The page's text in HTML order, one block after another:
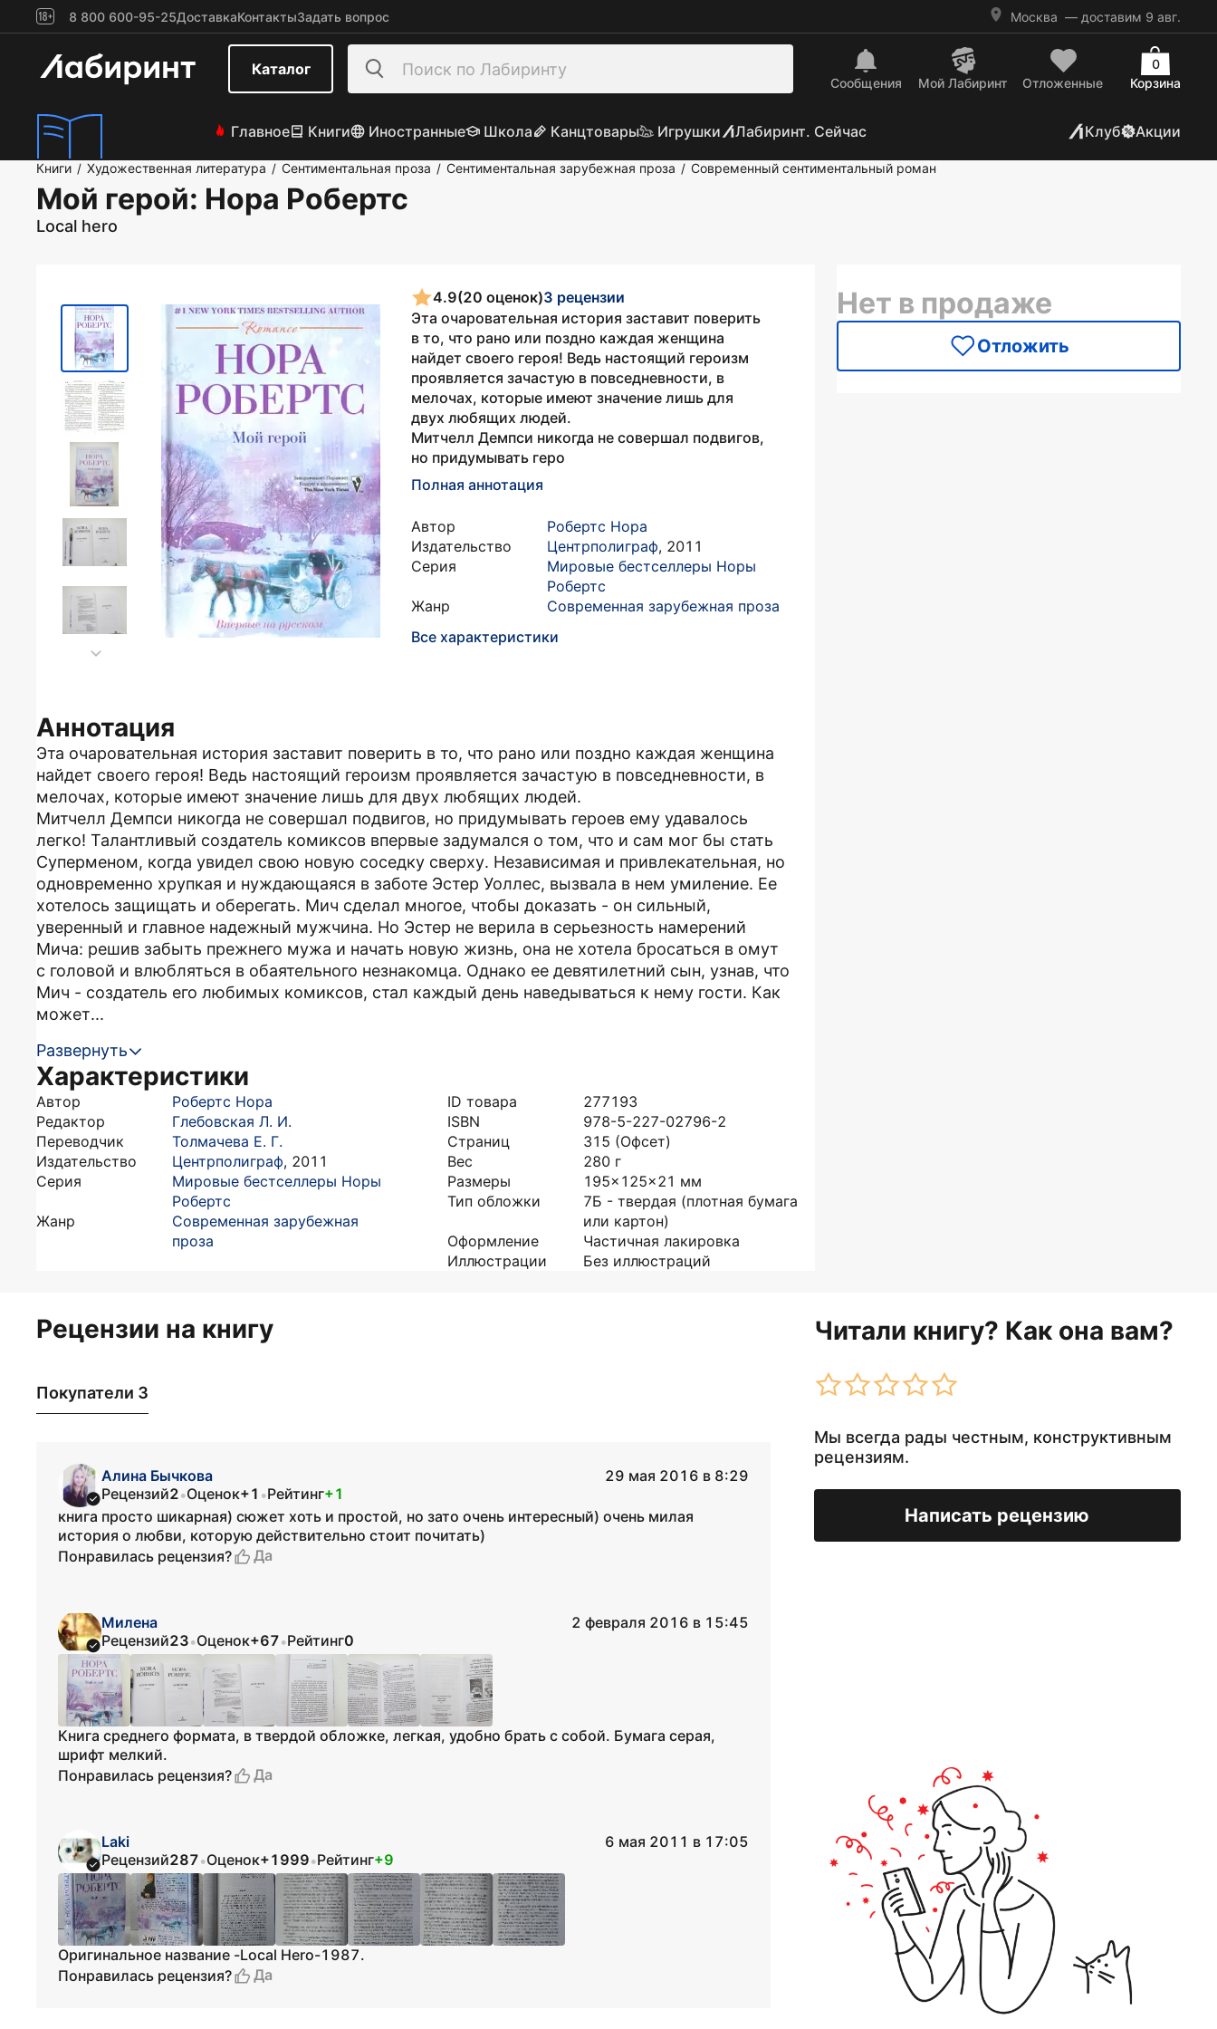
8 800 600-95-25ДоставкаКонтактыЗадать вопрос Москва — доставим 9 авг.
Каталог
Сообщения Mой Лабиринт Отложенные Корзина
0
Главное Книги Иностранные Школа Канцтовары Игрушки Лабиринт. Сейчас Клуб Акции
Книги / Художественная литература / Сентиментальная проза / Сентиментальная зарубежная проза / Современный сентиментальный роман
Мой герой: Нора Робертс
Local hero
4.9(20 оценок)3 рецензии
Эта очаровательная история заставит поверить
в то, что рано или поздно каждая женщина
найдет своего героя! Ведь настоящий героизм
проявляется зачастую в повседневности, в
мелочах, которые имеют значение лишь для
двух любящих людей.
Митчелл Демпси никогда не совершал подвигов,
но придумывать геро
Полная аннотация
Автор
Робертс Нора
Издательство
Центрполиграф, 2011
Серия
Мировые бестселлеры Норы
Робертс
Жанр
Современная зарубежная проза
Все характеристики
Аннотация
Эта очаровательная история заставит поверить в то, что рано или поздно каждая женщина
найдет своего героя! Ведь настоящий героизм проявляется зачастую в повседневности, в
мелочах, которые имеют значение лишь для двух любящих людей.
Митчелл Демпси никогда не совершал подвигов, но придумывать героев ему удавалось
легко! Талантливый создатель комиксов впервые задумался о том, что и сам мог бы стать
Суперменом, когда увидел свою новую соседку сверху. Независимая и привлекательная, но
одновременно хрупкая и нуждающаяся в заботе Эстер Уоллес, вызвала в нем умиление. Ее
хотелось защищать и оберегать. Мич сделал многое, чтобы доказать - он сильный,
уверенный и главное надежный мужчина. Но Эстер не верила в серьезность намерений
Мича: решив забыть прежнего мужа и начать новую жизнь, она не хотела бросаться в омут
с головой и влюбляться в обаятельного незнакомца. Однако ее девятилетний сын, узнав, что
Мич - создатель его любимых комиксов, стал каждый день наведываться к нему гости. Как
может...
Развернуть
Характеристики
Автор
Робертс Нора
Редактор
Глебовская Л. И.
Переводчик
Толмачева Е. Г.
Издательство
Центрполиграф, 2011
Серия
Мировые бестселлеры Норы
Робертс
Жанр
Современная зарубежная
проза
ID товара
277193
ISBN
978-5-227-02796-2
Страниц
315 (Офсет)
Вес
280 г
Размеры
195x125x21 мм
Тип обложки
7Б - твердая (плотная бумага
или картон)
Оформление
Частичная лакировка
Иллюстрации
Без иллюстраций
Нет в продаже
Отложить
Рецензии на книгу Читали книгу? Как она вам?
Мы всегда рады честным, конструктивным
рецензиям.
Написать рецензию
Покупатели 3
Алина Бычкова
29 мая 2016 в 8:29
Рецензий2•Оценок+1 •Рейтинг+1
книга просто шикарная) сюжет хоть и простой, но зато очень интересный) очень милая
история о любви, которую действительно стоит почитать)
Понравилась рецензия?
Да
Милена
2 февраля 2016 в 15:45
Рецензий23•Оценок+67•Рейтинг0
Книга среднего формата, в твердой обложке, легкая, удобно брать с собой. Бумага серая,
шрифт мелкий.
Понравилась рецензия?
Да
Laki
6 мая 2011 в 17:05
Рецензий287•Оценок+1999•Рейтинг+9
Оригинальное название -Local Hero-1987.
Понравилась рецензия?
Да